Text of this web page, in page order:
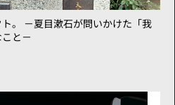
。 －夏目漱石が問いかけた「我
と－